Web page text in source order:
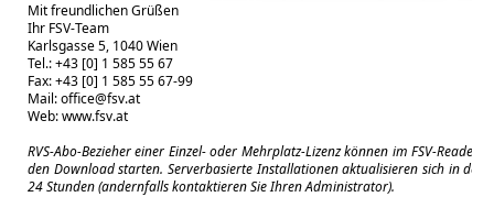
Mit freundlichen Grüßen
Ihr FSV-Team
Karlsgasse 5, 1040 Wien
Tel.: +43 [0] 1 585 55 67
Fax: +43 [0] 1 585 55 67-99
Mail:office@fsv.at
Web:www.fsv.at
RVS-Abo-Bezieher einer Einzel- oder Mehrplatz-Lizenz können im FSV-
den Download starten. Serverbasierte Installationen aktualisieren sich in der
24 Stunden (andernfalls kontaktieren Sie Ihren Administrator).